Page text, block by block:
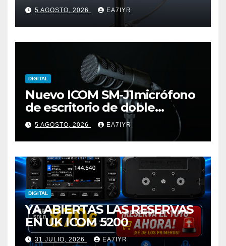
5 AGOSTO, 2026 EA7IYR
DIGITAL
Nuevo ICOM SM-J1micrófono
de escritorio de doble
elemento premium
5 AGOSTO, 2026 EA7IYR
DIGITAL
YA ABIERTAS LAS RESERVAS
EN UK ICOM 5200
31 JULIO, 2026 EA7IYR